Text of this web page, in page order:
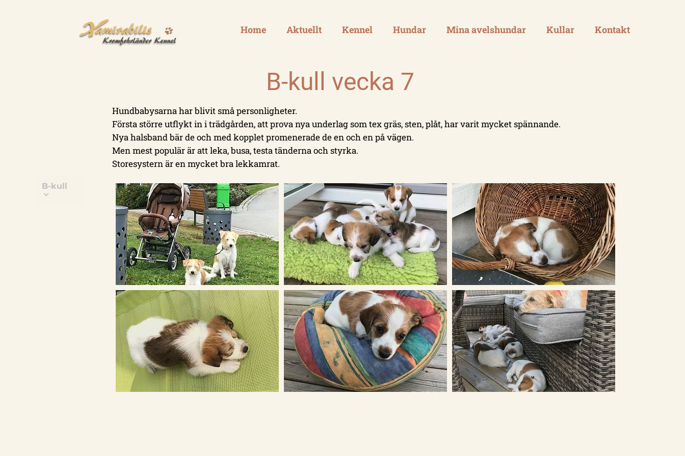
Home Aktuellt Kennel Hundar Mina avelshundar Kullar Kontakt
B-kull vecka 7
Hundbabysarna har blivit små personligheter.
Första större utflykt in i trädgården, att prova nya underlag som tex gräs, sten, plåt, har varit mycket spännande.
Nya halsband bär de och med kopplet promenerade de en och en på vägen.
Men mest populär är att leka, busa, testa tänderna och styrka.
Storesystern är en mycket bra lekkamrat.
B-kull
